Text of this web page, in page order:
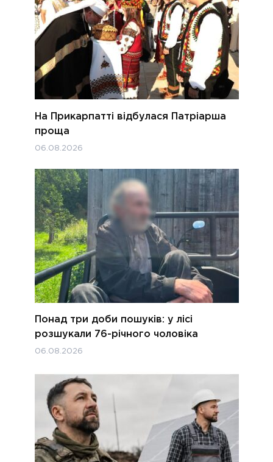
На Прикарпатті відбулася Патріарша
проща
06.08.2026
Понад три доби пошуків: у лісі
розшукали 76-річного чоловіка
06.08.2026